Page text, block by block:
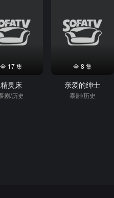
全 17 集
精灵床
剧/历史
全 8 集
亲爱的绅士
泰剧/历史